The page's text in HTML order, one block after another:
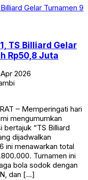
TS Billiard Gelar
Rp50,8 Juta
2026
– Memperingati hari
mengumumkan
bertajuk “TS Billiard
dijadwalkan
ini menawarkan total
Turnamen ini
bola sodok dengan
dan […]